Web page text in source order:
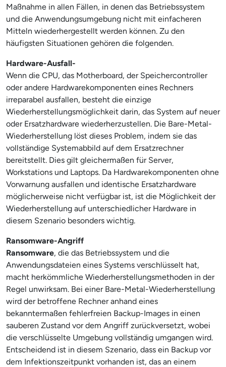
Maßnahme in allen Fällen, in denen das Betriebssystem
und die Anwendungsumgebung nicht mit einfacheren
Mitteln wiederhergestellt werden können. Zu den
häufigsten Situationen gehören die folgenden.
Hardware-Ausfall-
Wenn die CPU, das Motherboard, der Speichercontroller
oder andere Hardwarekomponenten eines Rechners
irreparabel ausfallen, besteht die einzige
Wiederherstellungsmöglichkeit darin, das System auf neuer
oder Ersatzhardware wiederherzustellen. Die Bare-Metal-
Wiederherstellung löst dieses Problem, indem sie das
vollständige Systemabbild auf dem Ersatzrechner
bereitstellt. Dies gilt gleichermaßen für Server,
Workstations und Laptops. Da Hardwarekomponenten ohne
Vorwarnung ausfallen und identische Ersatzhardware
möglicherweise nicht verfügbar ist, ist die Möglichkeit der
Wiederherstellung auf unterschiedlicher Hardware in
diesem Szenario besonders wichtig.
Ransomware-Angriff
Ransomware, die das Betriebssystem und die
Anwendungsdateien eines Systems verschlüsselt hat,
macht herkömmliche Wiederherstellungsmethoden in der
Regel unwirksam. Bei einer Bare-Metal-Wiederherstellung
wird der betroffene Rechner anhand eines
bekanntermaßen fehlerfreien Backup-Images in einen
sauberen Zustand vor dem Angriff zurückversetzt, wobei
die verschlüsselte Umgebung vollständig umgangen wird.
Entscheidend ist in diesem Szenario, dass ein Backup vor
dem Infektionszeitpunkt vorhanden ist, das an einem